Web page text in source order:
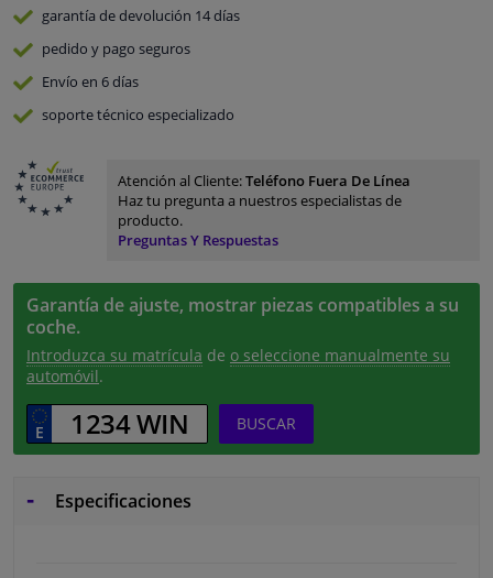
garantía de devolución 14 días
pedido y pago seguros
Envío en 6 días
soporte técnico especializado
Atención al Cliente:Teléfono Fuera De Línea
Haz tu pregunta a nuestros especialistas de
producto.
Preguntas Y Respuestas
Garantía de ajuste, mostrar piezas compatibles a su
coche.
Introduzca su matrícula de o seleccione manualmente su
automóvil.
BUSCAR
Especificaciones